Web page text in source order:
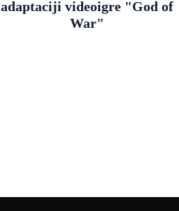
adaptaciji videoigre "God of
War"